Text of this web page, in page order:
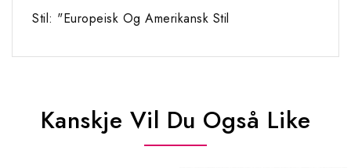
Stil: "Europeisk Og Amerikansk Stil
Kanskje Vil Du Også Like